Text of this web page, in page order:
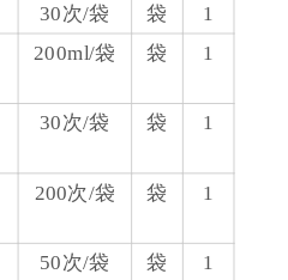
30次/袋 袋 1
200ml/袋 袋 1
30次/袋 袋 1
200次/袋 袋 1
50次/袋 袋 1